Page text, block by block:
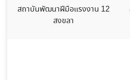
สถาบันพัฒนาฝีมือแรงงาน 12
สงขลา